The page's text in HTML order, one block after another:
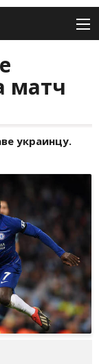
матч
украинцу.